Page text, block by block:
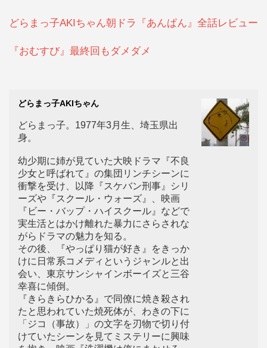
どらまっ子AKIちゃん朝ドラ『あんぱん』全話レビュー
『おむすび』最終回もダメダメ
どらまっ子AKIちゃん
どらまっ子。1977年3月生、埼玉県出
身。
幼少期に姉が見ていた大映ドラマ『不良
少女と呼ばれて』の集団リンチシーンに
衝撃を受け、以降『スケバン刑事』シリ
ーズや『スクール・ウォーズ』、映画
『ビー・バップ・ハイスクール』などで
実生活とはかけ離れた暴力にさらされな
がらドラマの魅力を知る。
その後、『やっぱり猫が好き』をきっか
けに日常系コメディというジャンルと出
会い、東京サンシャインボーイズと三谷
幸喜に傾倒。
『きらきらひかる』で同僚に焼き殺され
たと思われていた焼死体が、わきの下に
「ジコ（事故）」の文字を刃物で切り付
けていたシーンを見てミステリーに興味